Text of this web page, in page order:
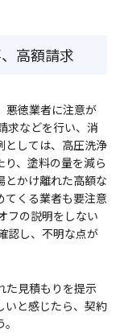
高額請求
悪徳業者に注意が
求などを行い、消
としては、高圧洗浄
、塗料の量を減ら
とかけ離れた高額な
てくる業者も要注意
フの説明をしない
認し、不明な点が
た見積もりを提示
いと感じたら、契約